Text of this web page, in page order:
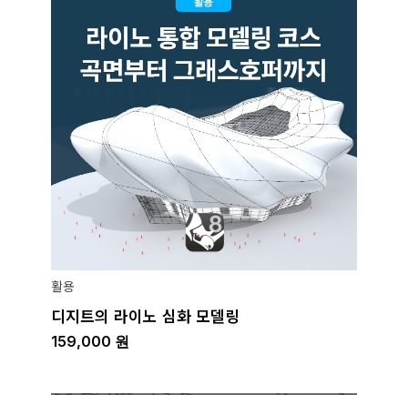
활용
디지트의 라이노 심화 모델링
159,000 원